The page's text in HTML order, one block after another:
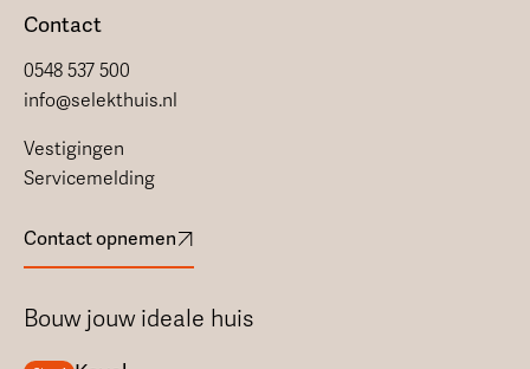
Contact
0548 537 500
info@selekthuis.nl
Vestigingen
Servicemelding
Contact opnemen
Bouw jouw ideale huis